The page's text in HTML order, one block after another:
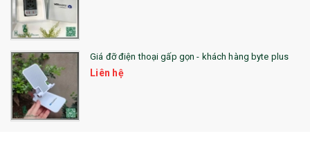
SẢN PHẨM ĐÃ THỰC HIỆN
QUÀ TẶNG SỨC KHỎE
SẢN PHẨM MỚI 2021
Sổ Sạc Đa Năng
La Fonte
Giá đỡ điện thoại gấp gọn - khách hàng byte plus
Liên hệ